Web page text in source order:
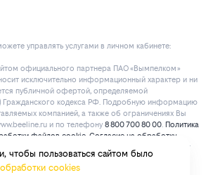
управлять услугами в личнoм кaбинeтe:
официального партнера ПАО «Вымпелком»
исключительно информационный характер и ни
публичной офертой, определяемой
Гражданского кодекса РФ. Подробную информацию
компанией, а также об ограничениях Вы
и по телефону 8 800 700 80 00. Политика
файлов cookie Согласие на обработку
от получения информационных рассылок от
странице.
партнер билайн. 2026 г.
чтобы пользоваться сайтом было
cookies